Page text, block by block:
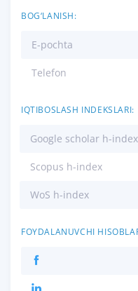
BOG‘LANISH:
E-pochta
Telefon
IQTIBOSLASH INDEKSLARI:
Google scholar h-index
Scopus h-index
WoS h-index
FOYDALANUVCHI